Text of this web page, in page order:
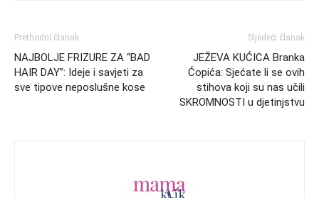
Prethodni članak
NAJBOLJE FRIZURE ZA “BAD
HAIR DAY”: Ideje i savjeti za
sve tipove neposlušne kose
Sljedeći članak
JEŽEVA KUĆICA Branka
Ćopića: Sjećate li se ovih
stihova koji su nas učili
SKROMNOSTI u djetinjstvu